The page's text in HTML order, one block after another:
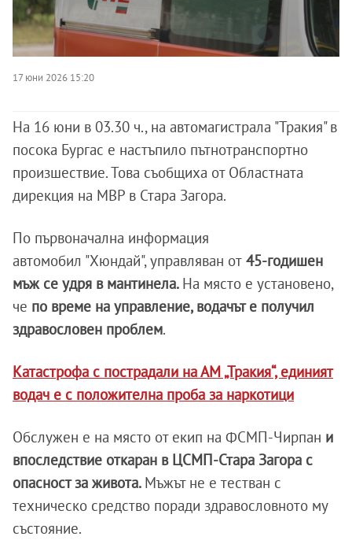
17 юни 2026 15:20
На 16 юни в 03.30 ч., на автомагистрала "Тракия" в
посока Бургас е настъпило пътнотранспортно
произшествие. Това съобщиха от Областната
дирекция на МВР в Стара Загора.
По първоначална информация
автомобил "Хюндай", управляван от 45-годишен
мъж се удря в мантинела. На място е установено,
че по време на управление, водачът е получил
здравословен проблем.
Катастрофа с пострадали на АМ „Тракия“, единият
водач е с положителна проба за наркотици
Обслужен е на място от екип на ФСМП-Чирпан и
впоследствие откаран в ЦСМП-Стара Загора с
опасност за живота. Мъжът не е тестван с
техническо средство поради здравословното му
състояние.